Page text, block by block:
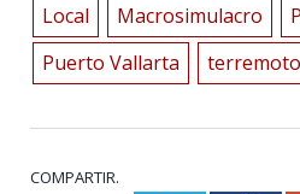
Local Macrosimulacro
Puerto Vallarta
terremoto
COMPARTIR.